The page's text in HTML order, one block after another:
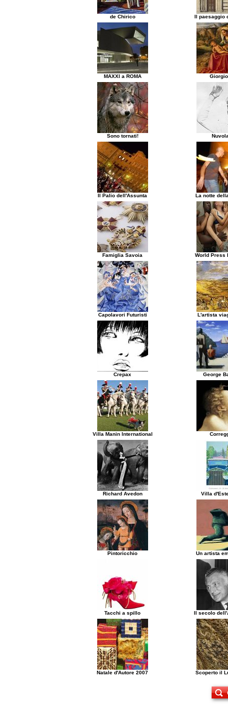
de Chirico Il paesaggio
MAXXI a ROMA
Sono tornati!
Il Palio dell'Assunta La notte
Famiglia Savoia World Press
Capolavori Futuristi L'artista
Crepax George
Villa Manin International
Richard Avedon Villa
Pintoricchio Un artista
Tacchi a spillo Il secolo
Natale d'Autore 2007 Scoperto il